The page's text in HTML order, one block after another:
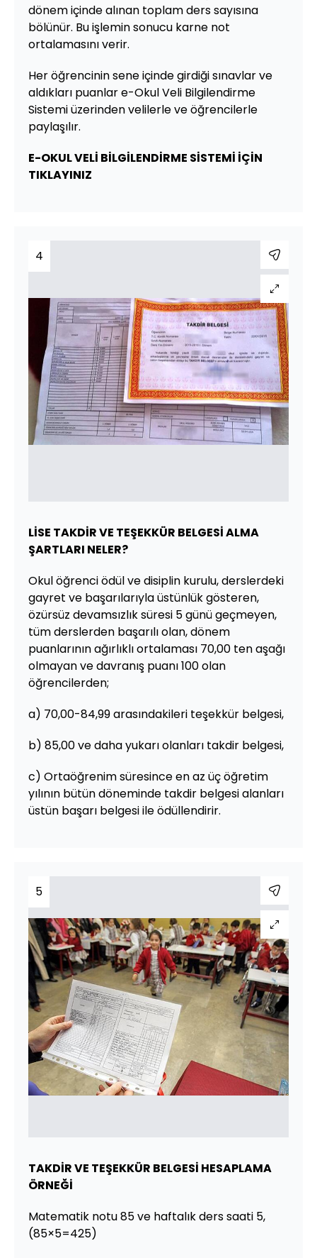
dönem içinde alınan toplam ders sayısına
bölünür. Bu işlemin sonucu karne not
ortalamasını verir.
Her öğrencinin sene içinde girdiği sınavlar ve
aldıkları puanlar e-Okul Veli Bilgilendirme
Sistemi üzerinden velilerle ve öğrencilerle
paylaşılır.
E-OKUL VELİ BİLGİLENDİRME SİSTEMİ İÇİN
TIKLAYINIZ
4
LİSE TAKDİR VE TEŞEKKÜR BELGESİ ALMA
ŞARTLARI NELER?
Okul öğrenci ödül ve disiplin kurulu, derslerdeki
gayret ve başarılarıyla üstünlük gösteren,
özürsüz devamsızlık süresi 5 günü geçmeyen,
tüm derslerden başarılı olan, dönem
puanlarının ağırlıklı ortalaması 70,00 ten aşağı
olmayan ve davranış puanı 100 olan
öğrencilerden;
a) 70,00-84,99 arasındakileri teşekkür belgesi,
b) 85,00 ve daha yukarı olanları takdir belgesi,
c) Ortaöğrenim süresince en az üç öğretim
yılının bütün döneminde takdir belgesi alanları
üstün başarı belgesi ile ödüllendirir.
5
TAKDİR VE TEŞEKKÜR BELGESİ HESAPLAMA
ÖRNEĞİ
Matematik notu 85 ve haftalık ders saati 5,
(85×5=425)